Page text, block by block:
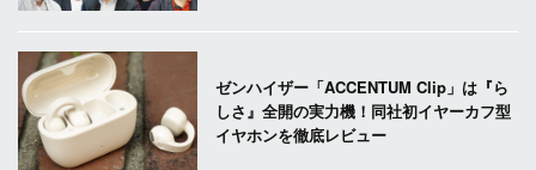
ゼンハイザー「ACCENTUM Clip」は『ら
しさ』全開の実力機！同社初イヤーカフ型
イヤホンを徹底レビュー